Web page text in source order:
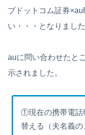
ブドットコム証券
い・・・となりました
auに問い合わせたと
示されました。
①現在の携帯電話
替える（夫名義の